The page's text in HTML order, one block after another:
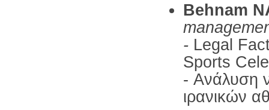
Behnam
- Legal
Sports
- Ανάλυση
ιρανικών